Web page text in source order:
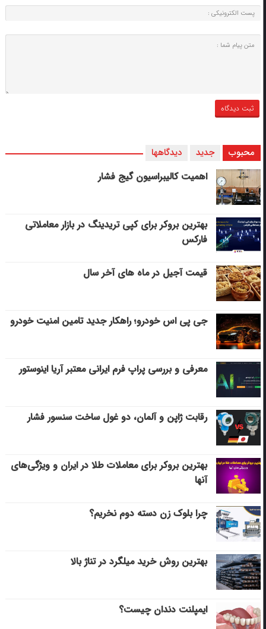
محبوب جدید دیدگاهها
اهمیت کالیبراسیون گیج فشار
بهترین بروکر برای کپی‌ تریدینگ در بازار معاملاتی
فارکس
قیمت آجیل در ماه های آخر سال
جی پی اس خودرو؛ راهکار جدید تامین امنیت خودرو
معرفی و بررسی پراپ فرم ایرانی معتبر آریا اینوستور
رقابت ژاپن و آلمان، دو غول ساخت سنسور فشار
بهترین بروکر برای معاملات طلا در ایران و ویژگی‌های
آنها
چرا بلوک زن دسته دوم نخریم؟
بهترین روش خرید میلگرد در تناژ بالا
ایمپلنت دندان چیست؟